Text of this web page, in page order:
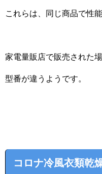
これらは、同じ商品で性
家電量販店で販売された
型番が違うようです。
コロナ冷風衣類乾